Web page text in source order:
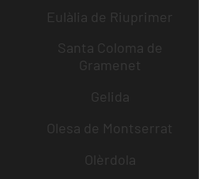
Eulàlia de Riuprimer
Santa Coloma de
Gramenet
Gelida
Olesa de Montserrat
Olèrdola